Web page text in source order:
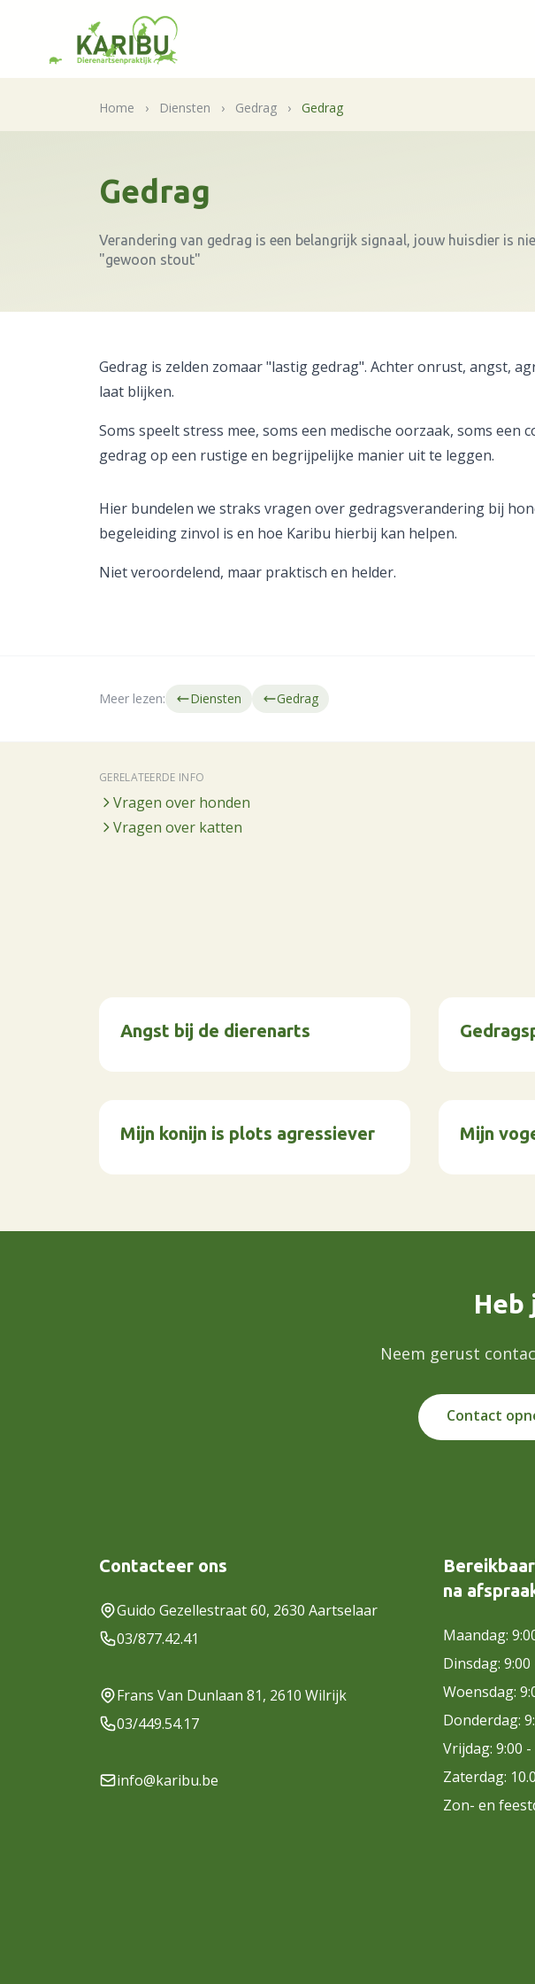
Home › Diensten › Gedrag › Gedrag
Gedrag
Verandering van gedrag is een belangrijk signaal, jouw huisdier is
"gewoon stout"
Gedrag is zelden zomaar "lastig gedrag". Achter onrust, angst,
laat blijken.
Soms speelt stress mee, soms een medische oorzaak, soms
gedrag op een rustige en begrijpelijke manier uit te leggen.
Hier bundelen we straks vragen over gedragsverandering bij
begeleiding zinvol is en hoe Karibu hierbij kan helpen.
Niet veroordelend, maar praktisch en helder.
Meer lezen: Diensten Gedrag
GERELATEERDE INFO
Vragen over honden
Vragen over katten
Angst bij de dierenarts
Mijn konijn is plots agressiever Mijn
Heb
Neem gerust
Contact
Contacteer ons
Guido Gezellestraat 60, 2630 Aartselaar
03/877.42.41
Frans Van Dunlaan 81, 2610 Wilrijk
03/449.54.17
info@karibu.be
na
Maandag:
Dinsdag: 9:00
Woensdag:
Donderdag:
Vrijdag: 9:00 -
Zaterdag:
Zon- en